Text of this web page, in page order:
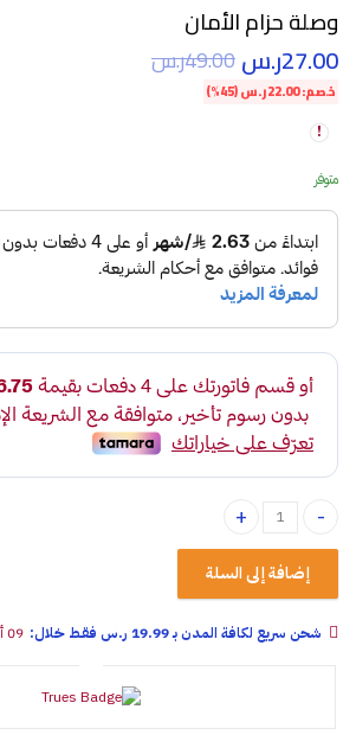
وصلة حزام الأمان
27.00ر.س49.00ر.س
خصم:22.00ر.س(45%)
متوفر
وصلة حزام الأمان quantity
إضافة إلى السلة
شحن سريع لكافة المدن بـ 19.99 ر.س فقـط خلال: 09 أغسطس - 07 سبتمبر